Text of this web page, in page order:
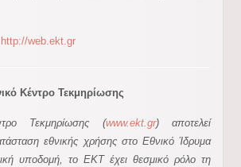
http://web.ekt.gr
Κέντρο Τεκμηρίωσης
Τεκμηρίωσης (www.ekt.gr) αποτελεί
εθνικής χρήσης στο Εθνικό Ίδρυμα
υποδομή, το ΕΚΤ έχει θεσμικό ρόλο τη